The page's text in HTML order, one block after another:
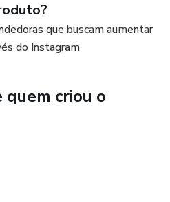
que buscam aumentar
do Instagram
quem criou o